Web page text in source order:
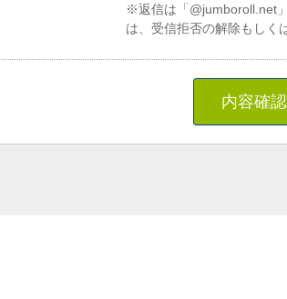
※返信は「@jumboroll.net
は、受信拒否の解除もしく
内容確